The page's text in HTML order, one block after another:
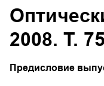
2008. Т.
Предисловие